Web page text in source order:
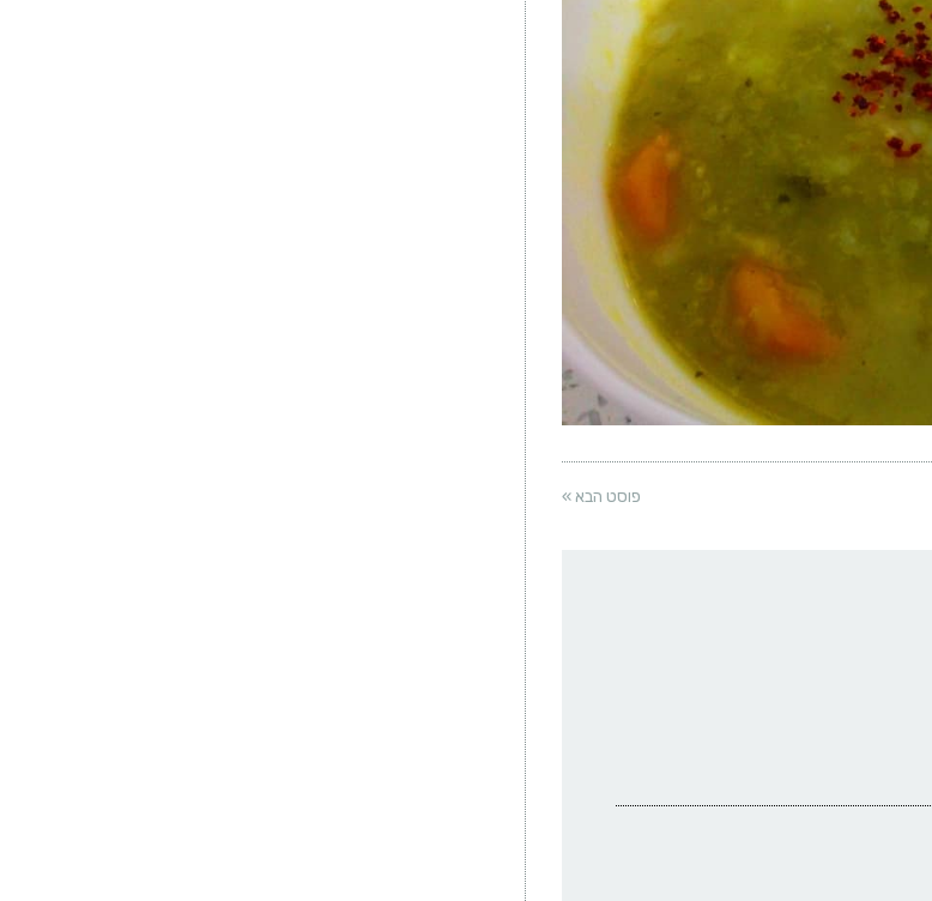
פוסט הבא »